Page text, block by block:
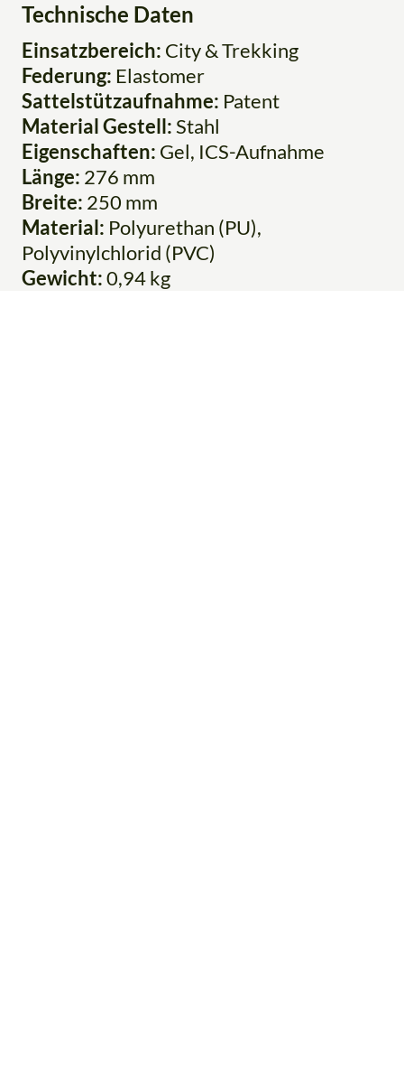
Technische Daten
Einsatzbereich: City & Trekking
Federung: Elastomer
Sattelstützaufnahme: Patent
Material Gestell:Stahl
Eigenschaften: Gel, ICS-Aufnahme
Länge: 276 mm
Breite: 250 mm
Material: Polyurethan (PU),
Polyvinylchlorid (PVC)
Gewicht:0,94 kg